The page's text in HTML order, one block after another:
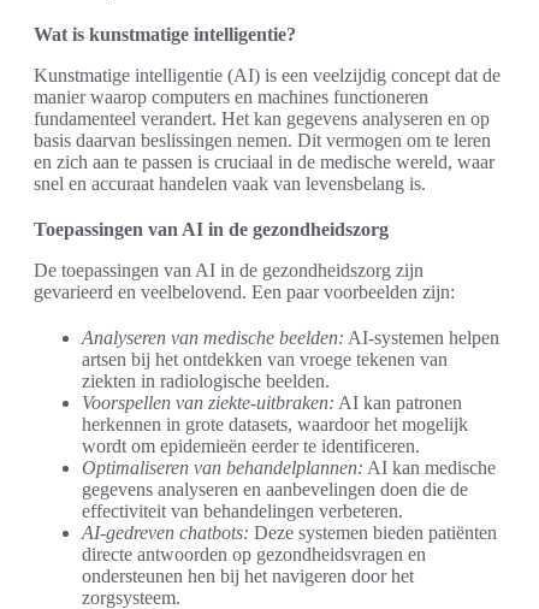
Wat is kunstmatige intelligentie?
Kunstmatige intelligentie (AI) is een veelzijdig concept dat de
manier waarop computers en machines functioneren
fundamenteel verandert. Het kan gegevens analyseren en op
basis daarvan beslissingen nemen. Dit vermogen om te leren
en zich aan te passen is cruciaal in de medische wereld, waar
snel en accuraat handelen vaak van levensbelang is.
Toepassingen van AI in de gezondheidszorg
De toepassingen van AI in de gezondheidszorg zijn
gevarieerd en veelbelovend. Een paar voorbeelden zijn:
Analyseren van medische beelden: AI-systemen helpen
artsen bij het ontdekken van vroege tekenen van
ziekten in radiologische beelden.
Voorspellen van ziekte-uitbraken: AI kan patronen
herkennen in grote datasets, waardoor het mogelijk
wordt om epidemieën eerder te identificeren.
Optimaliseren van behandelplannen: AI kan medische
gegevens analyseren en aanbevelingen doen die de
effectiviteit van behandelingen verbeteren.
AI-gedreven chatbots: Deze systemen bieden patiënten
directe antwoorden op gezondheidsvragen en
ondersteunen hen bij het navigeren door het
zorgsysteem.